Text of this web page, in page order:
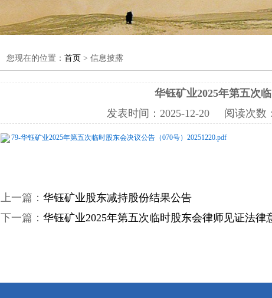
您现在的位置： 首页 > 信息披露
华钰矿业2025年第五次
发表时间： 2025-12-20 阅读次数：
79-华钰矿业2025年第五次临时股东会决议公告（070号）20251220.pdf
上一篇： 华钰矿业股东减持股份结果公告
下一篇： 华钰矿业2025年第五次临时股东会律师见证法律